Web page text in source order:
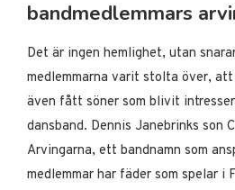
bandmedlemmars
Det är ingen hemlighet, utan
medlemmarna varit stolta över, att
även fått söner som blivit
dansband. Dennis Janebrinks son
Arvingarna, ett bandnamn som
medlemmar har fäder som spelar i